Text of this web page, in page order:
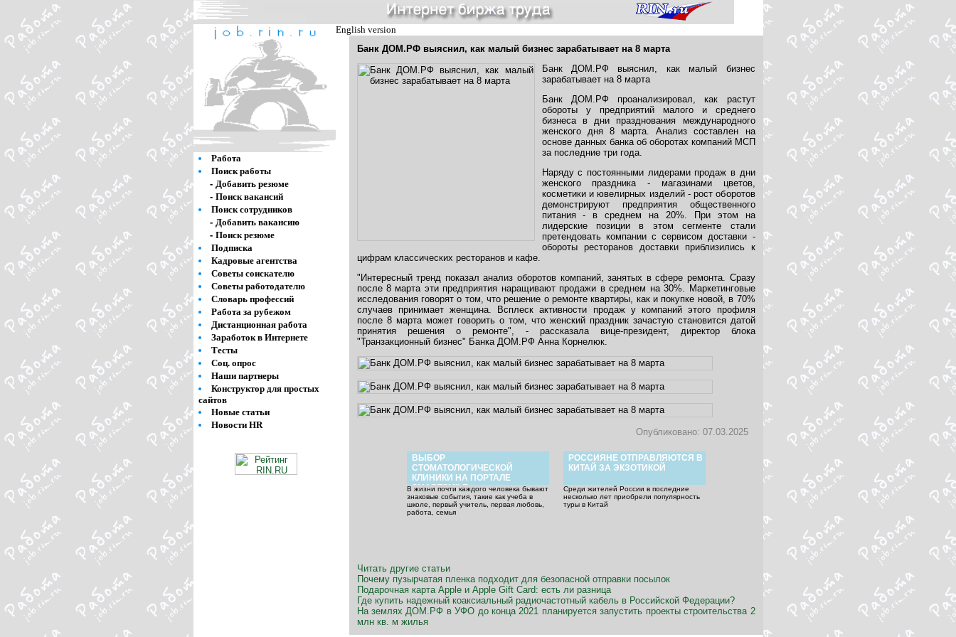
Работа
Поиск работы
- Добавить резюме
- Поиск вакансий
Поиск сотрудников
- Добавить вакансию
- Поиск резюме
Подписка
Кадровые агентства
Советы соискателю
Советы работодателю
Словарь профессий
Работа за рубежом
Дистанционная работа
Заработок в Интернете
Тесты
Соц. опрос
Наши партнеры
Конструктор для простых
сайтов
Новые статьи
Новости HR
English version
Банк ДОМ.РФ выяснил, как малый бизнес зарабатывает на 8 марта
Банк ДОМ.РФ выяснил, как малый бизнес
зарабатывает на 8 марта
Банк ДОМ.РФ проанализировал, как растут
обороты у предприятий малого и среднего
бизнеса в дни празднования международного
женского дня 8 марта. Анализ составлен на
основе данных банка об оборотах компаний МСП
за последние три года.
Наряду с постоянными лидерами продаж в дни
женского праздника - магазинами цветов,
косметики и ювелирных изделий - рост оборотов
демонстрируют предприятия общественного
питания - в среднем на 20%. При этом на
лидерские позиции в этом сегменте стали
претендовать компании с сервисом доставки -
обороты ресторанов доставки приблизились к
цифрам классических ресторанов и кафе.
"Интересный тренд показал анализ оборотов компаний, занятых в сфере ремонта. Сразу
после 8 марта эти предприятия наращивают продажи в среднем на 30%. Маркетинговые
исследования говорят о том, что решение о ремонте квартиры, как и покупке новой, в 70%
случаев принимает женщина. Всплеск активности продаж у компаний этого профиля
после 8 марта может говорить о том, что женский праздник зачастую становится датой
принятия решения о ремонте", - рассказала вице-президент, директор блока
"Транзакционный бизнес" Банка ДОМ.РФ Анна Корнелюк.
Опубликовано: 07.03.2025
ВЫБОР
СТОМАТОЛОГИЧЕСКОЙ
КЛИНИКИ НА ПОРТАЛЕ
SMARTSMILE
В жизни почти каждого человека бывают
знаковые события, такие как учеба в
школе, первый учитель, первая любовь,
работа, семья
РОССИЯНЕ ОТПРАВЛЯЮТСЯ В
КИТАЙ ЗА ЭКЗОТИКОЙ
Среди жителей России в последние
несколько лет приобрели популярность
туры в Китай
Читать другие статьи
Почему пузырчатая пленка подходит для безопасной отправки посылок
Подарочная карта Apple и Apple Gift Card: есть ли разница
Где купить надежный коаксиальный радиочастотный кабель в Российской Федерации?
На землях ДОМ.РФ в УФО до конца 2021 планируется запустить проекты строительства 2
млн кв. м жилья